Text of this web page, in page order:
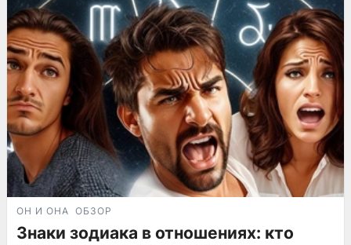
ОН И ОНА ОБЗОР
Знаки зодиака в отношениях: кто